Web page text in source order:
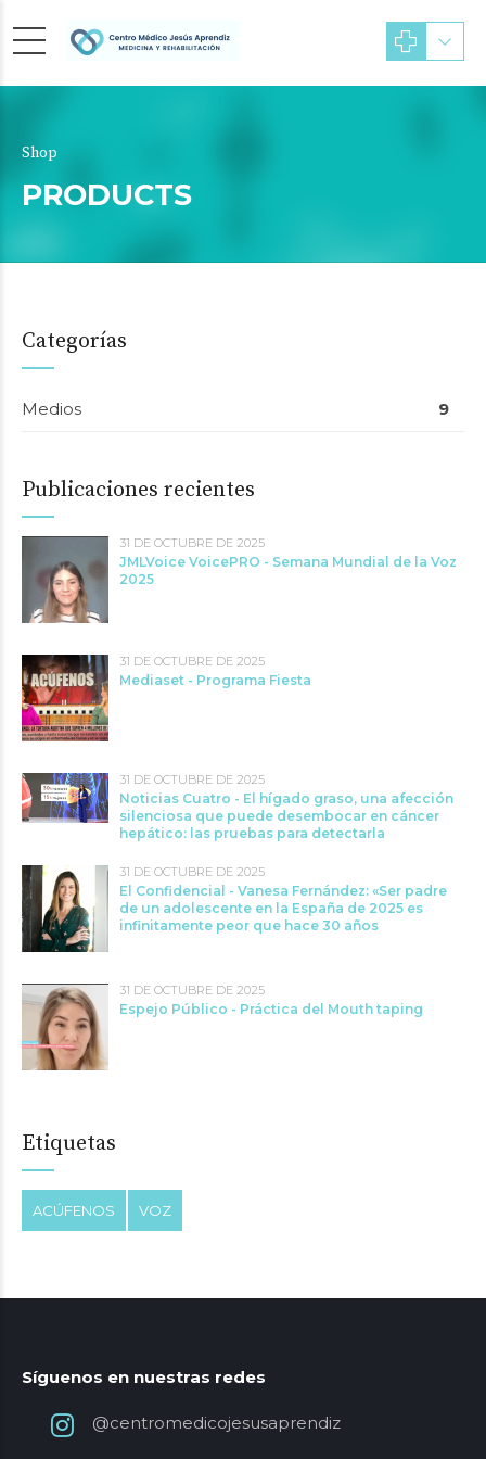
Shop
PRODUCTS
Categorías
Medios 9
Publicaciones recientes
31 DE OCTUBRE DE 2025
JMLVoice VoicePRO - Semana Mundial de la Voz
2025
31 DE OCTUBRE DE 2025
Mediaset - Programa Fiesta
31 DE OCTUBRE DE 2025
Noticias Cuatro - El hígado graso, una afección
silenciosa que puede desembocar en cáncer
hepático: las pruebas para detectarla
31 DE OCTUBRE DE 2025
El Confidencial - Vanesa Fernández: «Ser padre
de un adolescente en la España de 2025 es
infinitamente peor que hace 30 años
31 DE OCTUBRE DE 2025
Espejo Público - Práctica del Mouth taping
Etiquetas
ACÚFENOS VOZ
Síguenos en nuestras redes
@centromedicojesusaprendiz